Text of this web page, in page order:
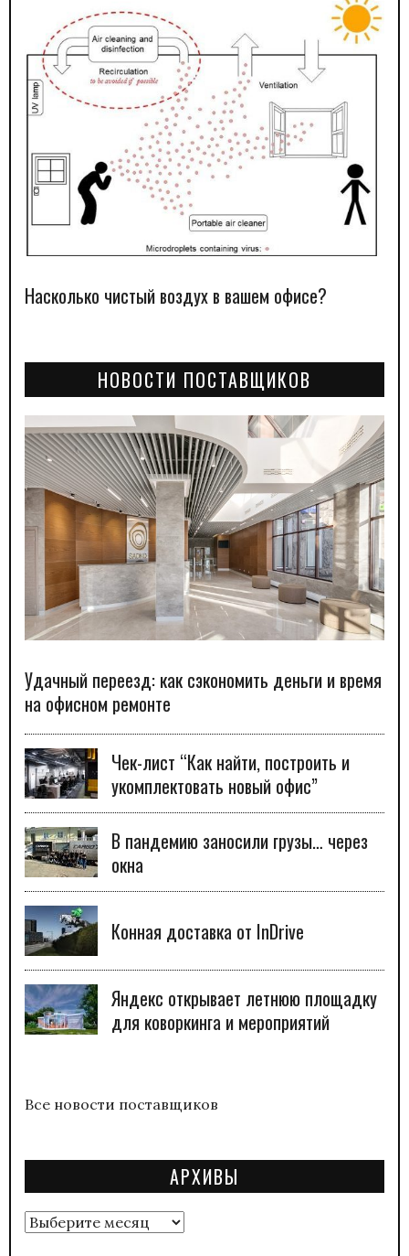
Насколько чистый воздух в вашем офисе?
НОВОСТИ ПОСТАВЩИКОВ
Удачный переезд: как сэкономить деньги и время
на офисном ремонте
Чек-лист “Как найти, построить и
укомплектовать новый офис”
В пандемию заносили грузы… через
окна
Конная доставка от InDrive
Яндекс открывает летнюю площадку
для коворкинга и мероприятий
Все новости поставщиков
АРХИВЫ
Архивы